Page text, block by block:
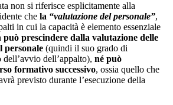
non si riferisce esplicitamente alla
che la “valutazione del personale”,
in cui la capacità è elemento essenziale
può prescindere dalla valutazione delle
personale (quindi il suo grado di
dell’appalto), né può
formativo successivo, ossia quello che
previsto durante l’esecuzione della